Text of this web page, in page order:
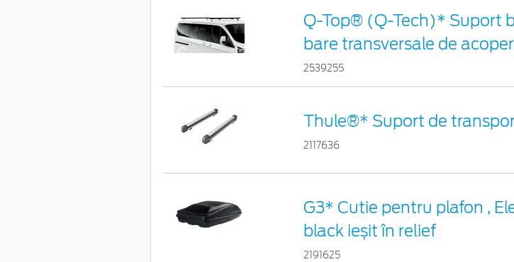
Q-Top® (Q-Tech)* Suport
bare transversale de
2539255
Thule®* Suport de
2117636
G3* Cutie pentru plafon ,
black ieșit în relief
2191625